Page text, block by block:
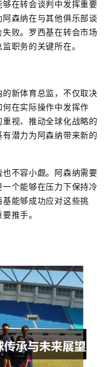
在转会谈判中发挥重要
森纳在与其他俱乐部谈
败。罗西基在转会市场
职务的关键所在。
新体育总监，不仅取决
在实际操作中发挥作
视、推动全球化战略的
潜力为阿森纳带来新的
不容小觑。阿森纳需要
个能够在压力下保持冷
能够成功应对这些挑
推手。